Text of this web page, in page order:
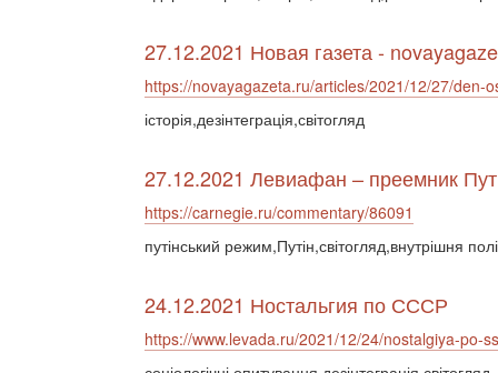
27.12.2021 Новая газета -
https://novayagazeta.ru/articles/2021/12/27/den-
історія,дезінтеграція,світогляд
27.12.2021 Левиафан – преемник
https://carnegie.ru/commentary/86091
путінський режим,Путін,світогляд,внутрішня
24.12.2021 Ностальгия по СССР
https://www.levada.ru/2021/12/24/nostalgiya-po-